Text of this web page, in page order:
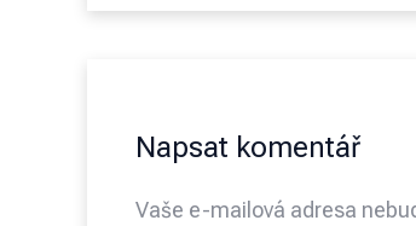
Napsat komentář
Vaše e-mailová adresa